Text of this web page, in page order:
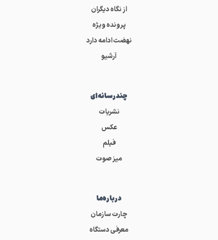
از نگاه دیگران
پرونده ویژه
نهضت ادامه دارد
آرشیو
چندرسانه‌ای
نشریات
عکس
فیلم
میز صوت
درباره‌ما
چارت سازمان
معرفی دستگاه